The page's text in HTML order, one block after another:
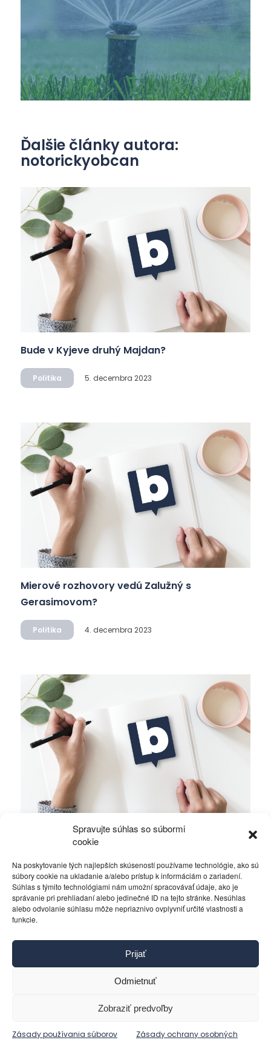
Spravujte súhlas so súbormi
cookie
Na poskytovanie tých najlepších skúseností používame technológie, ako sú
súbory cookie na ukladanie a/alebo prístup k informáciám o zariadení.
Súhlas s týmito technológiami nám umožní spracovávať údaje, ako je
správanie pri prehliadaní alebo jedinečné ID na tejto stránke. Nesúhlas
alebo odvolanie súhlasu môže nepriaznivo ovplyvniť určité vlastnosti a
funkcie.
Prijať
Odmietnuť
Zobraziť predvoľby
Zásady používania súborov
Zásady ochrany osobných
Ďalšie články autora:
notorickyobcan
Bude v Kyjeve druhý Majdan?
Politika 5. decembra 2023
Mierové rozhovory vedú Zalužný s
Gerasimovom?
Politika 4. decembra 2023
Ficova vláda a médiá…
Politika 4. decembra 2023
Kontakt
Pravidlá používania
Ochrana osobných údajov